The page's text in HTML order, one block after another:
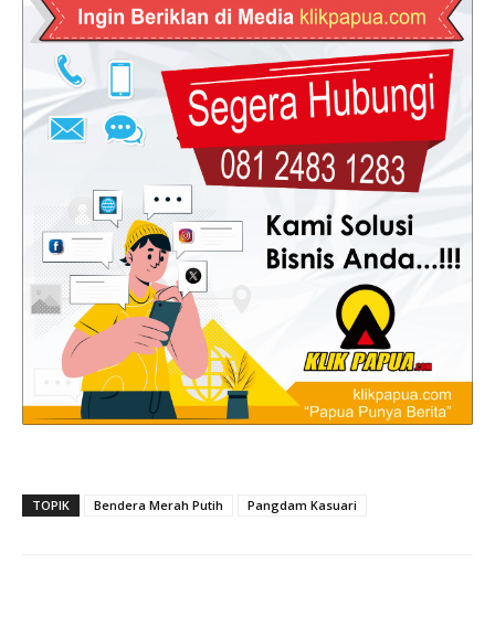
TOPIK Bendera Merah Putih Pangdam Kasuari